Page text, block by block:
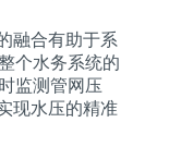
融合有助于系
个水务系统的
监测管网压
现水压的精准